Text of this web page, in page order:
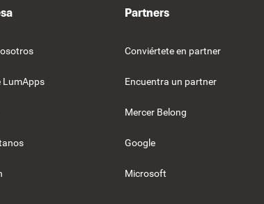
LumApps
Partners
Conviértete en partner
Encuentra un partner
Mercer Belong
Google
Microsoft